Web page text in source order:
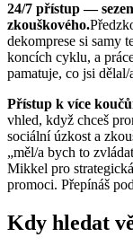
24/7 přístup —
zkouškového.
dekomprese si samy
koncích cyklu, a
pamatuje, co jsi dělal/
Přístup k více
vhled, když chceš
sociální úzkost a
„měl/a bych to
Mikkel pro
promoci. Přepínáš
Kdy hledat